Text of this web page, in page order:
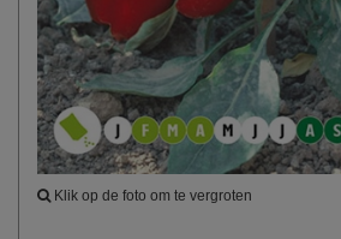
Klik op de foto om te vergroten